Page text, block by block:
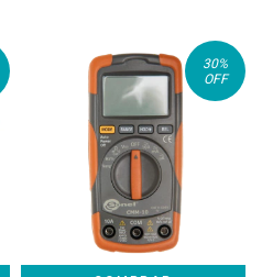
30%
OFF